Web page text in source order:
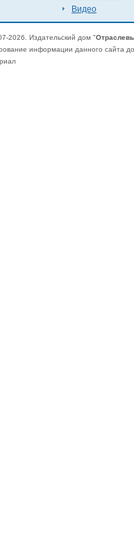
Видео
2026. Издательский дом "
информации данного сайта